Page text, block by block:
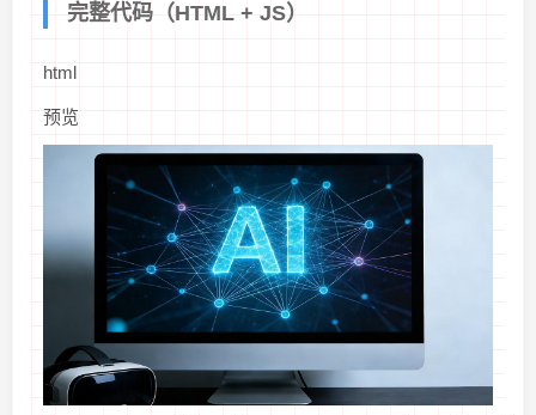
完整代码（HTML + JS）
html
预览